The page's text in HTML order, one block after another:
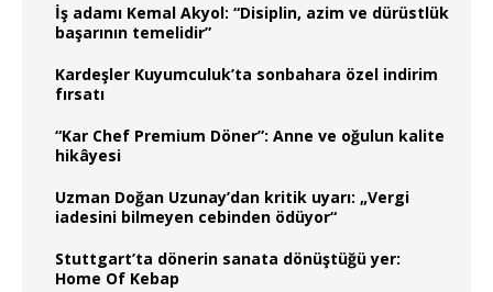
İş adamı Kemal Akyol: “Disiplin, azim ve dürüstlük
başarının temelidir”
Kardeşler Kuyumculuk’ta sonbahara özel indirim
fırsatı
“Kar Chef Premium Döner”: Anne ve oğulun kalite
hikâyesi
Uzman Doğan Uzunay’dan kritik uyarı: „Vergi
iadesini bilmeyen cebinden ödüyor“
Stuttgart’ta dönerin sanata dönüştüğü yer:
Home Of Kebap